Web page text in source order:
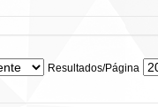
Resultados/Página